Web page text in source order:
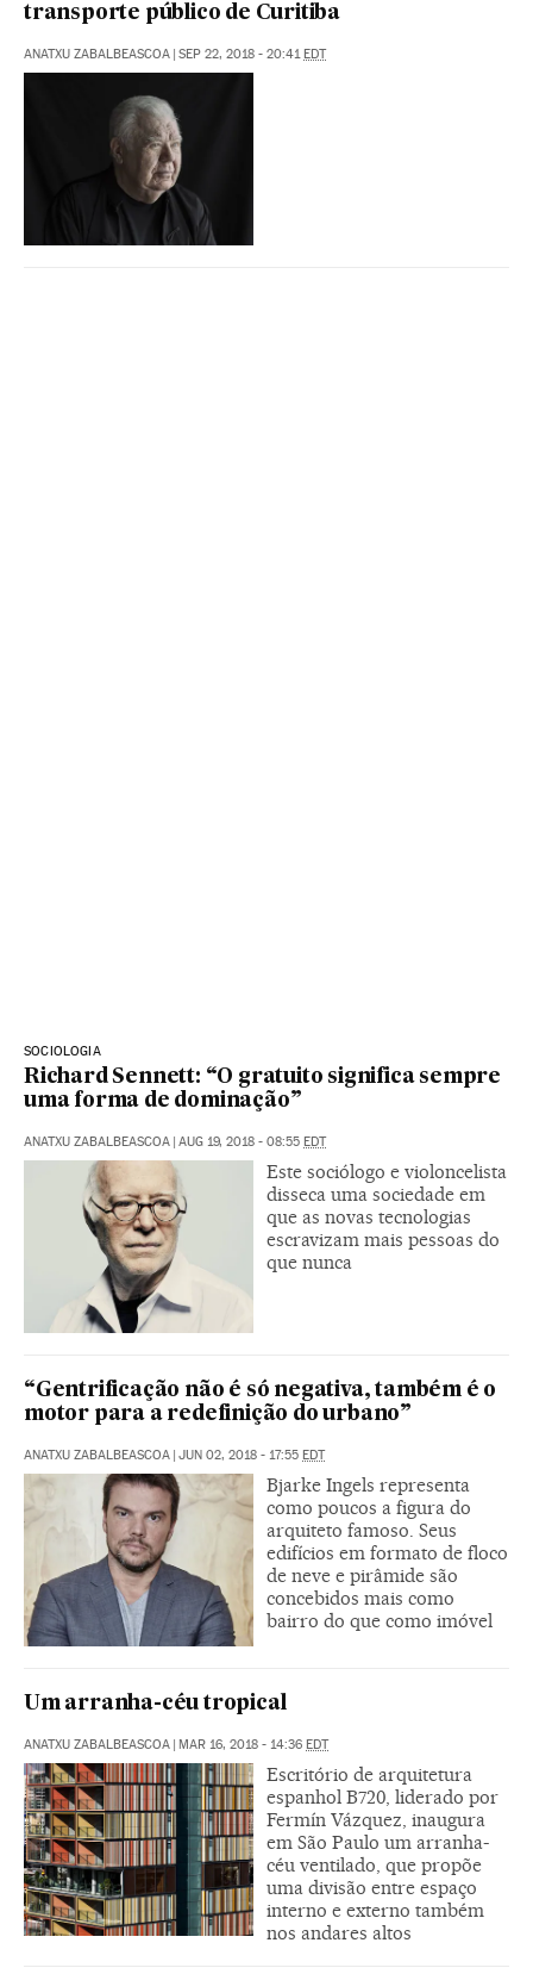
transporte público de Curitiba
ANATXU ZABALBEASCOA | SEP 22, 2018 - 20:41EDT
SOCIOLOGIA
Richard Sennett: “O gratuito significa sempre
uma forma de dominação”
ANATXU ZABALBEASCOA | AUG 19, 2018 - 08:55 EDT
Este sociólogo e violoncelista
disseca uma sociedade em
que as novas tecnologias
escravizam mais pessoas do
que nunca
“Gentrificação não é só negativa, também é o
motor para a redefinição do urbano”
ANATXU ZABALBEASCOA | JUN 02, 2018 - 17:55 EDT
Bjarke Ingels representa
como poucos a figura do
arquiteto famoso. Seus
edifícios em formato de floco
de neve e pirâmide são
concebidos mais como
bairro do que como imóvel
Um arranha-céu tropical
ANATXU ZABALBEASCOA | MAR 16, 2018 - 14:36 EDT
Escritório de arquitetura
espanhol B720, liderado por
Fermín Vázquez, inaugura
em São Paulo um arranha-
céu ventilado, que propõe
uma divisão entre espaço
interno e externo também
nos andares altos